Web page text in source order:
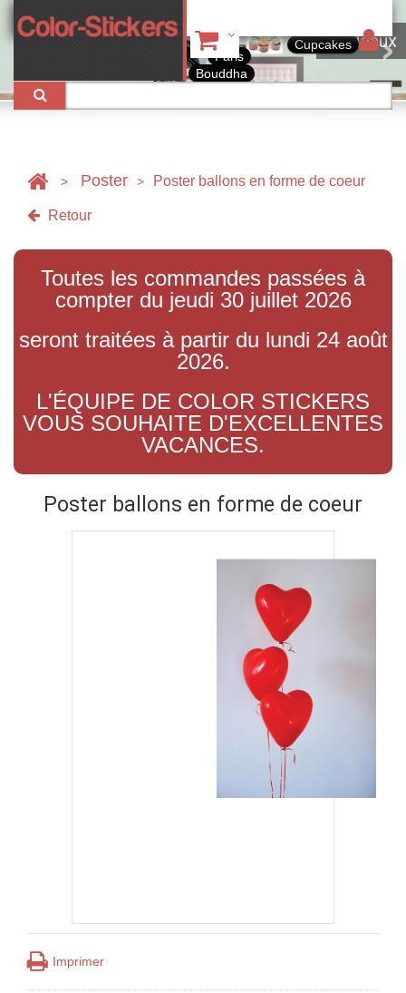
Tableaux
Bouddha
Paris
Cupcakes
> Poster > Poster ballons en forme de coeur
Retour
Toutes les commandes passées à
compter du jeudi 30 juillet 2026
seront traitées à partir du lundi 24 août
2026.
L'ÉQUIPE DE COLOR STICKERS
VOUS SOUHAITE D'EXCELLENTES
VACANCES.
Poster ballons en forme de coeur
Imprimer